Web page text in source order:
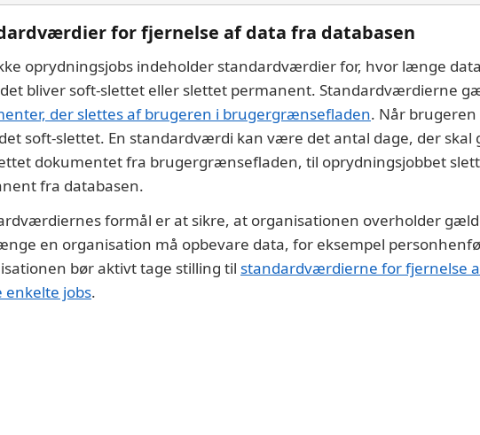
for fjernelse af data fra databasen
oprydningsjobs indeholder standardværdier for, hvor længe
bliver soft-slettet eller slettet permanent. Standardværdierne
der slettes af brugeren i brugergrænsefladen. Når
soft-slettet. En standardværdi kan være det antal dage, der
dokumentet fra brugergrænsefladen, til oprydningsjobbet
fra databasen.
formål er at sikre, at organisationen overholder
en organisation må opbevare data, for eksempel
bør aktivt tage stilling til standardværdierne for fjernelse
enkelte jobs.